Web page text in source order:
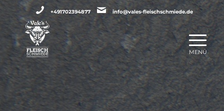
+491702394877 info@vales-fleischschmiede.de